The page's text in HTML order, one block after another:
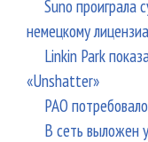
Suno проиграла
немецкому
Linkin Park
«Unshatter»
РАО
В сеть выложен